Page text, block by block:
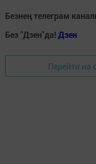
Безнең телеграм
Без "Дзен"да! Дзен
Перейти на